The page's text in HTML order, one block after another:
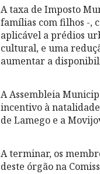
A taxa de Imposto
famílias com filhos -,
aplicável a prédios
cultural, e uma
aumentar a
A Assembleia
incentivo à
de Lamego e a
A terminar, os
deste órgão na